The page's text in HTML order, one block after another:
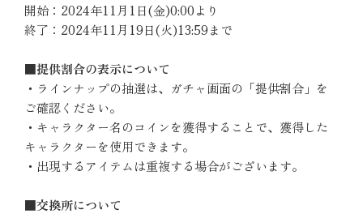
開始：2024年11月1日(金)0:00より
終了：2024年11月19日(火)13:59まで
■提供割合の表示について
・ラインナップの抽選は、ガチャ画面の「提供割合」を
ご確認ください。
・キャラクター名のコインを獲得することで、獲得した
キャラクターを使用できます。
・出現するアイテムは重複する場合がございます。
■交換所について